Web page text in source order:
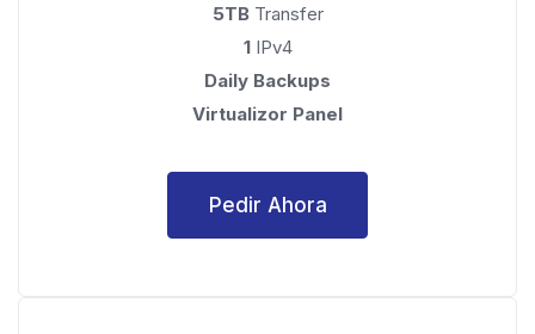
5TBTransfer
1IPv4
Daily Backups
Virtualizor Panel
Pedir Ahora